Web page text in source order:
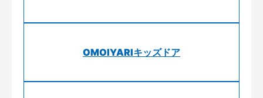
OMOIYARIキッズドア